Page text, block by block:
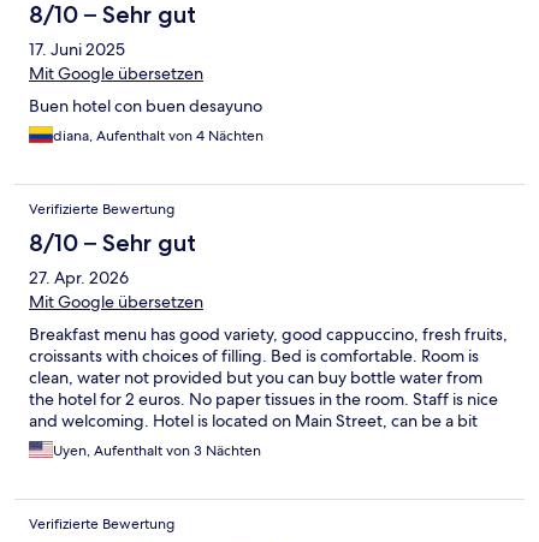
8/10 – Sehr gut
17. Juni 2025
Mit Google übersetzen
Buen hotel con buen desayuno
diana, Aufenthalt von 4 Nächten
Verifizierte Bewertung
8/10 – Sehr gut
27. Apr. 2026
Mit Google übersetzen
Breakfast menu has good variety, good cappuccino, fresh fruits,
croissants with choices of filling. Bed is comfortable. Room is
clean, water not provided but you can buy bottle water from
the hotel for 2 euros. No paper tissues in the room. Staff is nice
and welcoming. Hotel is located on Main Street, can be a bit
noisy and walking to town is 20 minutes and-there are no
sidewalks for a good stretch from so quite dangerous. There is a
Uyen, Aufenthalt von 3 Nächten
Verifizierte Bewertung